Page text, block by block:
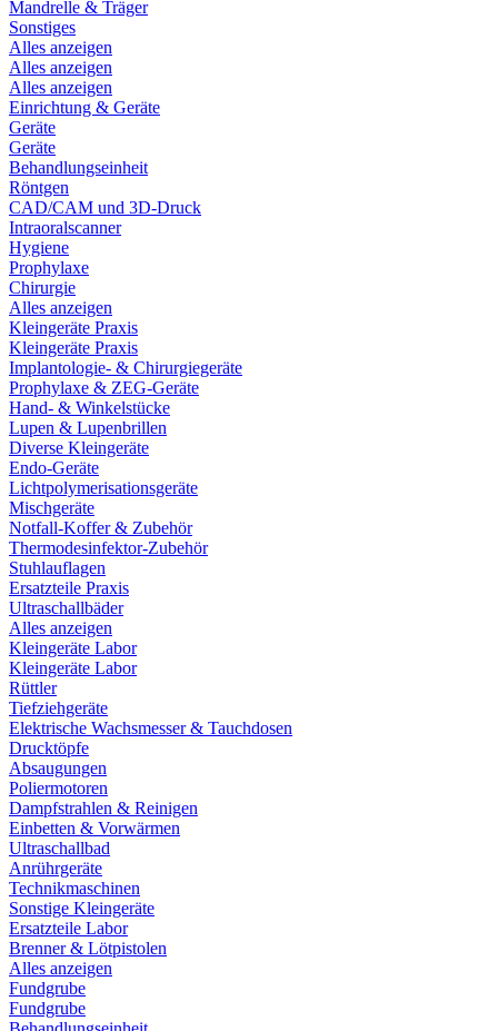
Mandrelle & Träger
Sonstiges
Alles anzeigen
Alles anzeigen
Alles anzeigen
Einrichtung & Geräte
Geräte
Geräte
Behandlungseinheit
Röntgen
CAD/CAM und 3D-Druck
Intraoralscanner
Hygiene
Prophylaxe
Chirurgie
Alles anzeigen
Kleingeräte Praxis
Kleingeräte Praxis
Implantologie- & Chirurgiegeräte
Prophylaxe & ZEG-Geräte
Hand- & Winkelstücke
Lupen & Lupenbrillen
Diverse Kleingeräte
Endo-Geräte
Lichtpolymerisationsgeräte
Mischgeräte
Notfall-Koffer & Zubehör
Thermodesinfektor-Zubehör
Stuhlauflagen
Ersatzteile Praxis
Ultraschallbäder
Alles anzeigen
Kleingeräte Labor
Kleingeräte Labor
Rüttler
Tiefziehgeräte
Elektrische Wachsmesser & Tauchdosen
Drucktöpfe
Absaugungen
Poliermotoren
Dampfstrahlen & Reinigen
Einbetten & Vorwärmen
Ultraschallbad
Anrührgeräte
Technikmaschinen
Sonstige Kleingeräte
Ersatzteile Labor
Brenner & Lötpistolen
Alles anzeigen
Fundgrube
Fundgrube